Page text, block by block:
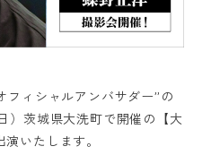
フィシャルアンバサダー”の
）茨城県大洗町で開催の【大
いたします。